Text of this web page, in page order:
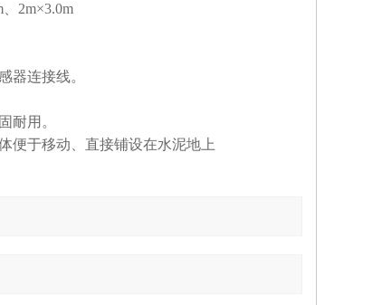
2m×3.0m
器连接线。
耐用。
便于移动、直接铺设在水泥地上